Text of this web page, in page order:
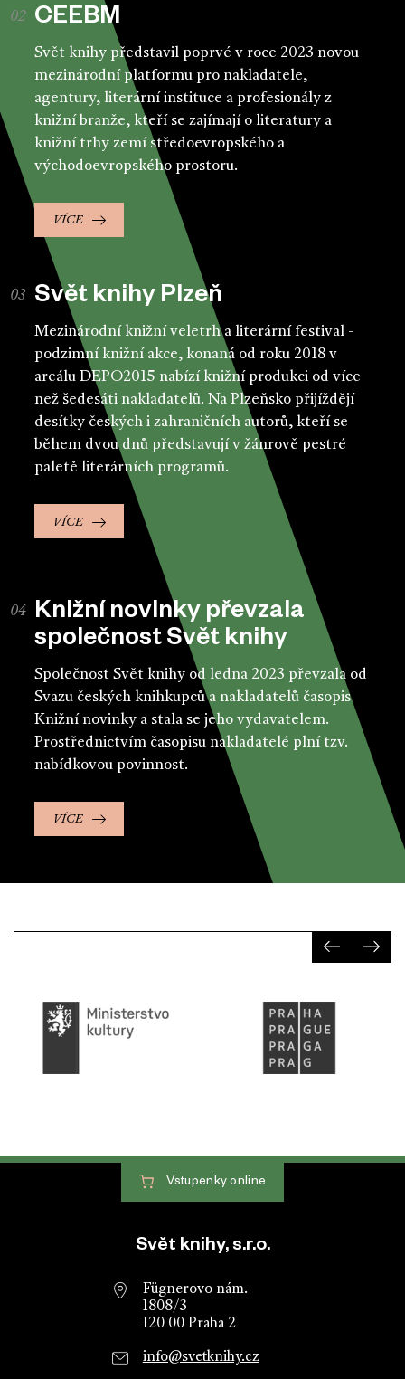
CEEBM
Svět knihy představil poprvé v roce 2023 novou
mezinárodní platformu pro nakladatele,
agentury, literární instituce a profesionály z
knižní branže, kteří se zajímají o literatury a
knižní trhy zemí středoevropského a
východoevropského prostoru.
VÍCE
Svět knihy Plzeň
Mezinárodní knižní veletrh a literární festival -
podzimní knižní akce, konaná od roku 2018 v
areálu DEPO2015 nabízí knižní produkci od více
než šedesáti nakladatelů. Na Plzeňsko přijíždějí
desítky českých i zahraničních autorů, kteří se
během dvou dnů představují v žánrově pestré
paletě literárních programů.
VÍCE
Knižní novinky převzala
společnost Svět knihy
Společnost Svět knihy od ledna 2023 převzala od
Svazu českých knihkupců a nakladatelů časopis
Knižní novinky a stala se jeho vydavatelem.
Prostřednictvím časopisu nakladatelé plní tzv.
nabídkovou povinnost.
VÍCE
Patička webu
Vstupenky online
Svět knihy, s.r.o.
Fügnerovo nám.
1808/3
120 00 Praha 2
info@svetknihy.cz